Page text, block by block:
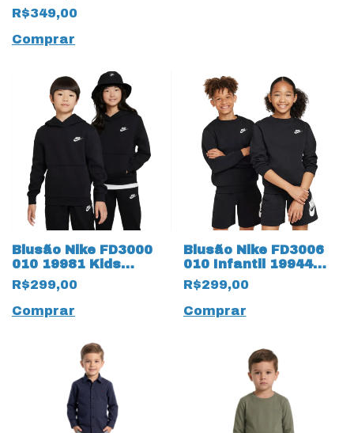
R$349,00
Comprar
Blusão Nike FD3000
010 19981 Kids
Infantil com Bolso
Canguru e Capuz
R$299,00
Comprar
Blusão Nike FD3006
010 Infantil 19944
Manga Longa
R$299,00
Comprar